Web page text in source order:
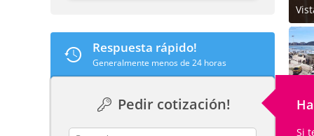
Respuesta rápido!
Generalmente menos de 24 horas
Pedir cotización!
Si